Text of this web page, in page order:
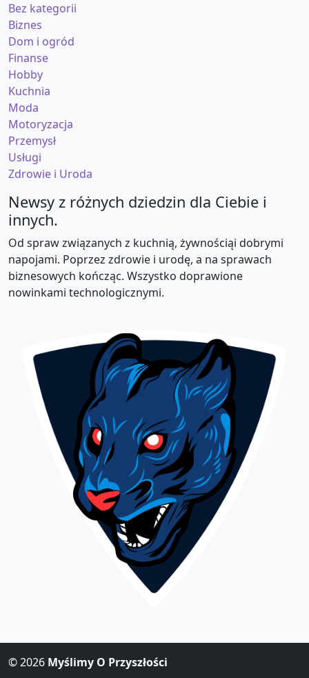
Bez kategorii
Biznes
Dom i ogród
Finanse
Hobby
Kuchnia
Moda
Motoryzacja
Przemysł
Usługi
Zdrowie i Uroda
Newsy z różnych dziedzin dla Ciebie i
innych.
Od spraw związanych z kuchnią, żywnościąi dobrymi
napojami. Poprzez zdrowie i urodę, a na sprawach
biznesowych kończąc. Wszystko doprawione
nowinkami technologicznymi.
© 2026 Myślimy O Przyszłości